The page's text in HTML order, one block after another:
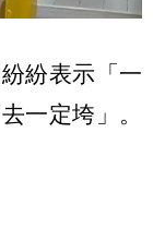
紛表示「一
一定垮」。